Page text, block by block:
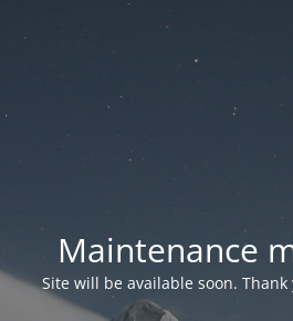
Maintenance
Site will be available soon.